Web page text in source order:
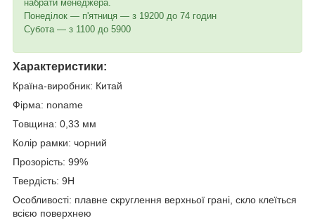
набрати менеджера.
Понеділок — п'ятниця — з 19200 до 74 годин
Субота — з 1100 до 5900
Характеристики:
Країна-виробник: Китай
Фірма: noname
Товщина: 0,33 мм
Колір рамки: чорний
Прозорість: 99%
Твердість: 9H
Особливості: плавне скруглення верхньої грані, скло клеїться
всією поверхнею